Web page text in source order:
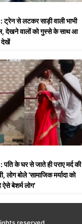
से लटकर साड़ी वाली भाभी
देखने वालों को गुस्से के साथ आ
देखें
के घर से जाते ही पराए मर्द की
लोग बोले ‘सामाजिक मर्यादा को
बेशर्म लोग’